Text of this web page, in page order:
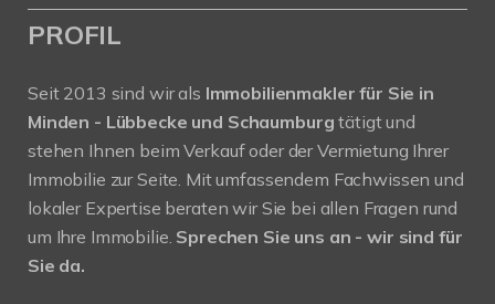
PROFIL
Seit 2013 sind wir als Immobilienmakler für Sie in
Minden - Lübbecke und Schaumburgtätigt und
stehen Ihnen beim Verkauf oder der Vermietung Ihrer
Immobilie zur Seite. Mit umfassendem Fachwissen und
lokaler Expertise beraten wir Sie bei allen Fragen rund
um Ihre Immobilie. Sprechen Sie uns an - wir sind für
Sie da.